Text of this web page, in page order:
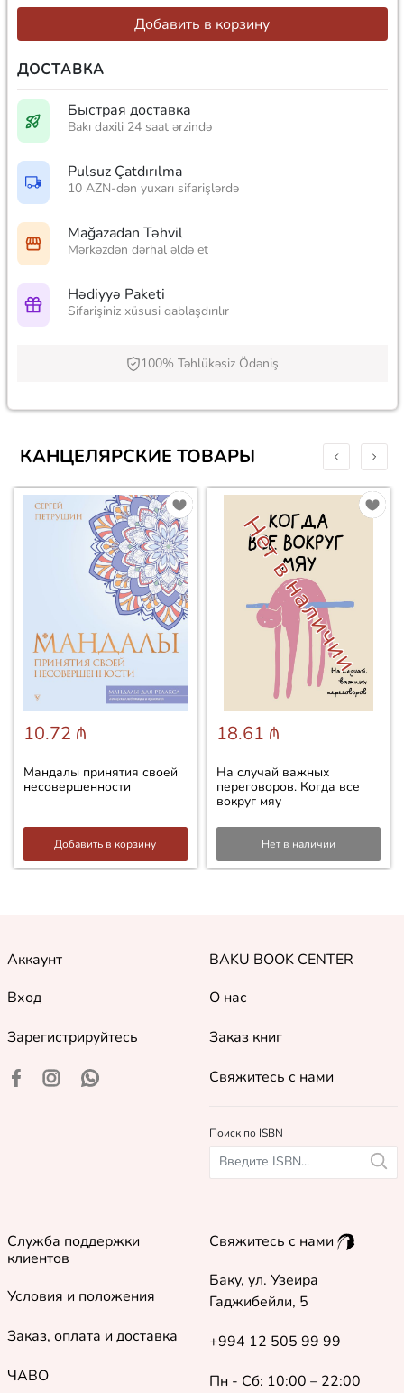
Добавить в корзину
ДОСТАВКА
Быстрая доставка
Bakı daxili 24 saat ərzində
Pulsuz Çatdırılma
10 AZN-dən yuxarı sifarişlərdə
Mağazadan Təhvil
Mərkəzdən dərhal əldə et
Hədiyyə Paketi
Sifarişiniz xüsusi qablaşdırılır
100% Təhlükəsiz Ödəniş
КАНЦЕЛЯРСКИЕ ТОВАРЫ
10.72 ₼
Мандалы принятия своей
несовершенности
Добавить в корзину
Нет в наличии
18.61 ₼
На случай важных
переговоров. Когда все
вокруг мяу
Нет в наличии
Аккаунт
Вход
Зарегистрируйтесь
BAKU BOOK CENTER
О нас
Заказ книг
Свяжитесь с нами
Поиск по ISBN
Служба поддержки
клиентов
Условия и положения
Заказ, оплата и доставка
ЧАВО
Свяжитесь с нами
Баку, ул. Узеира
Гаджибейли, 5
+994 12 505 99 99
Пн - Сб: 10:00 – 22:00